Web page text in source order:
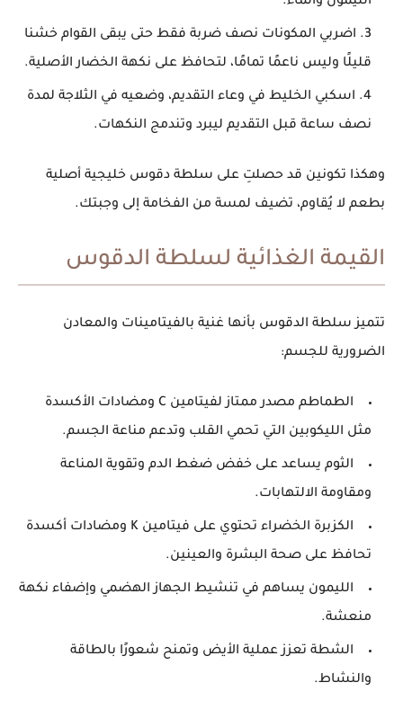
اضربي المكونات نصف ضربة فقط حتى يبقى القوام خشنا
قليلًا وليس ناعمًا تمامًا، لتحافظ على نكهة الخضار الأصلية.
اسكبي الخليط في وعاء التقديم، وضعيه في الثلاجة لمدة
نصف ساعة قبل التقديم ليبرد وتندمج النكهات.
وهكذا تكونين قد حصلتِ على سلطة دقوس خليجية أصلية
بطعم لا يُقاوم، تضيف لمسة من الفخامة إلى وجبتك.
القيمة الغذائية لسلطة الدقوس
تتميز سلطة الدقوس بأنها غنية بالفيتامينات والمعادن
الضرورية للجسم:
الطماطم
مصدر ممتاز لفيتامين C ومضادات الأكسدة
مثل الليكوبين التي تحمي القلب وتدعم مناعة الجسم.
الثوم يساعد على خفض ضغط الدم وتقوية المناعة
ومقاومة الالتهابات.
الكزبرة الخضراء
تحتوي على فيتامين K ومضادات أكسدة
تحافظ على صحة البشرة والعينين.
الليمون يساهم في تنشيط الجهاز الهضمي وإضفاء نكهة
منعشة.
الشطة تعزز عملية الأيض وتمنح شعورًا بالطاقة
والنشاط.